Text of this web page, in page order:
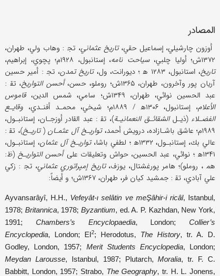
المصادر
أوزون چارشيلي، إسماعيل حقي،تاريخ عثماني، تج‍ : وهاب ولي، طهران،
۱۳۷۲ش؛ أوليا چلبي،
سياحت نامه، إستانبول، ۱۹۲۸م؛ پچوي، إبراهيم،
تاريخ، استانبول، ۱۲۸۳ ه‍ ؛ ديورانت، ول، تاريخ تمدن، تج‍ : أمير حسين
آريان پور وآخرون، طهران، ۱۳۶۵ش؛ روملو، حسن،
أحسن التواريخ، تق‍ :
عبد الحسين نوائي، طهران، ۱۳۴۹ش؛ سامي، شمس الدين،
قاموس
الأعلام، إستانبول، ۱۳۰۶ه‍ / ۱۸۸۹م؛ شيخي، محمـد أفنـدي،
وقايـع
الفضـلاء (ذيـلالشقائـق النعمانيـة)، تق‍ : عبد القادر أوزجـان، إستانبـول،
۱۹۸۹م؛ عاشق باشـازاده، درويش أحمد،
تواريـخ آل عثمـان(تاريـخ)، تق‍ :
عالي بك، إستانبـول، ۱۳۳۲ه‍ ؛ لطفي باشا،
تواريـخ آل عثمان، إستانبـول،
۱۳۴۱ه‍ ؛ نوائي، عبد الحسين، حواش وتعليقات على
أحسن التواريـخ (ظ:
هم‍ ، روملو)؛ هامر پورغشتال، يوزف،تاريخ إمپراتوري عثماني، تج‍ : زكي
علي آبادي، تق‍ : جمشيد كيان فر، طهران، ۱۳۶۷ش؛ و أيضاً:
Ayvansarâyî, H.H., Vefeyât-ι selâtin ve meŞâhir-і ricâl, Istanbul,
1978; Britannica, 1978;Byzantium, ed. A. P. Kazhdan, New York,
1991; Chambers’s Encyclopaedia, London; Collier’s
Encyclopedia, London; EI2; Herodotus, The History, tr. A. D.
Godley, London, 1957; Merit Students Encyclopedia, London;
Meydan Larousse, Istanbul, 1987; Plutarch,Moralia, tr. F. C.
Babbitt, London, 1957; Strabo, The Geography, tr. H. L. Jonens,